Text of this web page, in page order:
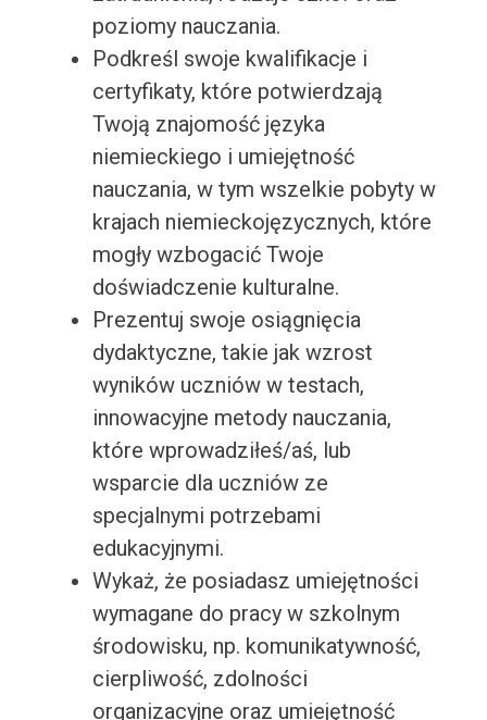
poziomy nauczania.
Podkreśl swoje kwalifikacje i
certyfikaty, które potwierdzają
Twoją znajomość języka
niemieckiego i umiejętność
nauczania, w tym wszelkie pobyty w
krajach niemieckojęzycznych, które
mogły wzbogacić Twoje
doświadczenie kulturalne.
Prezentuj swoje osiągnięcia
dydaktyczne, takie jak wzrost
wyników uczniów w testach,
innowacyjne metody nauczania,
które wprowadziłeś/aś, lub
wsparcie dla uczniów ze
specjalnymi potrzebami
edukacyjnymi.
Wykaż, że posiadasz umiejętności
wymagane do pracy w szkolnym
środowisku, np. komunikatywność,
cierpliwość, zdolności
organizacyjne oraz umiejętność